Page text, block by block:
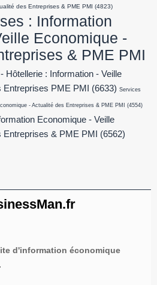
des Entreprises & PME PMI (4823)
: Information
Economique -
& PME PMI
Hôtellerie : Information - Veille
PME PMI
(6633) Services
- Actualité des Entreprises & PME PMI (4554)
Economique - Veille
& PME PMI
(6562)
d'information économique